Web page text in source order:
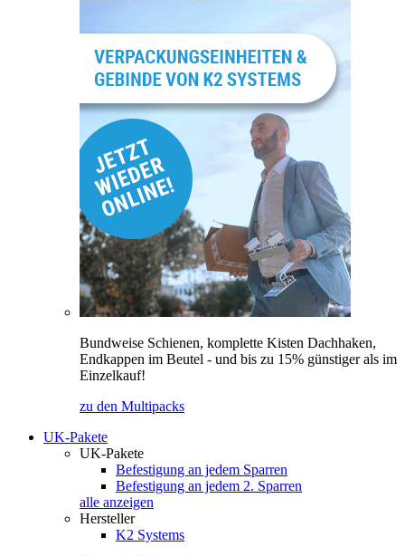
Bundweise Schienen, komplette Kisten Dachhaken,
Endkappen im Beutel - und bis zu 15% günstiger als im
Einzelkauf!
zu den Multipacks
UK-Pakete
UK-Pakete
Befestigung an jedem Sparren
Befestigung an jedem 2. Sparren
alle anzeigen
Hersteller
K2 Systems